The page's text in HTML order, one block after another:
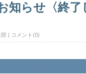
知らせ〈終了
部 コメント(0)